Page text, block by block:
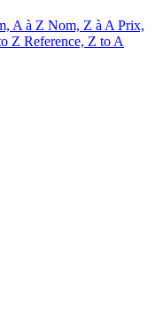
A à Z Nom, Z à APrix,
Z Reference, Z to A